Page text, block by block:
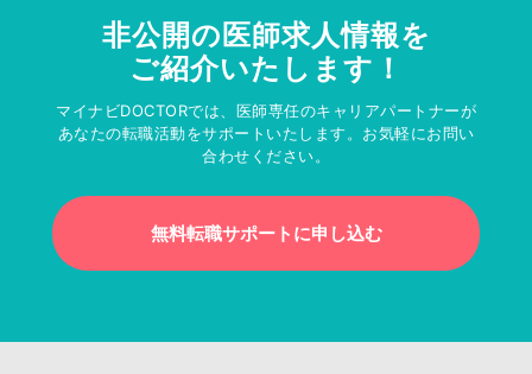
非公開の医師求人情報を
ご紹介いたします！
マイナビDOCTORでは、医師専任のキャリアパートナーが
あなたの転職活動をサポートいたします。お気軽にお問い
合わせください。
無料転職サポートに申し込む